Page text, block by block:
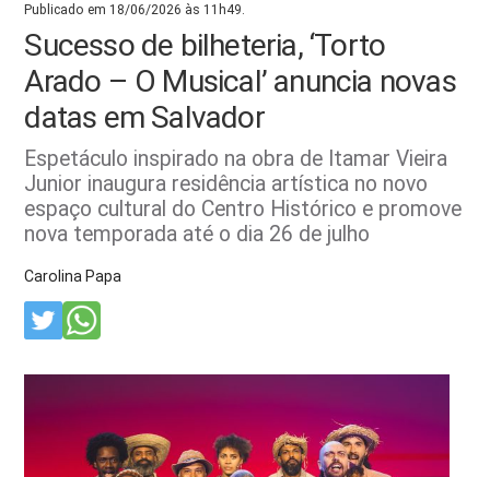
Publicado em 18/06/2026 às 11h49.
Sucesso de bilheteria, ‘Torto
Arado – O Musical’ anuncia novas
datas em Salvador
Espetáculo inspirado na obra de Itamar Vieira
Junior inaugura residência artística no novo
espaço cultural do Centro Histórico e promove
nova temporada até o dia 26 de julho
Carolina Papa